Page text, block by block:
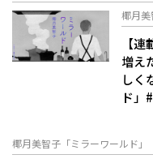
椰月美
【
増え
しく
ド」
椰月美智子「ミラーワールド」